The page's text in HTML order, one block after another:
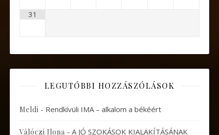
31
LEGUTÓBBI HOZZÁSZÓLÁSOK
Meldi - Rendkívüli IMA – alkalom a békéért
Válóczi Ilona - A JÓ SZOKÁSOK KIALAKÍTÁSÁNAK